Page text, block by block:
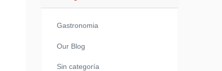
Gastronomia
Our Blog
Sin categoría